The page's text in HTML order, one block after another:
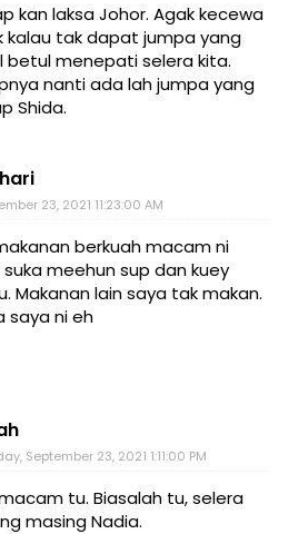
kan laksa Johor. Agak kecewa
kalau tak dapat jumpa yang
betul menepati selera kita.
nanti ada lah jumpa yang
Shida.
23, 2021 11:23:00 AM
berkuah macam ni
meehun sup dan kuey
Makanan lain saya tak makan.
saya ni eh
September 23, 2021 1:11:00 PM
tu. Biasalah tu, selera
masing Nadia.